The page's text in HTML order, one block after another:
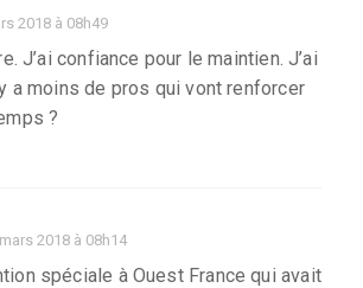
2018 à 08h49
J’ai confiance pour le maintien. J’ai
a moins de pros qui vont renforcer
?
2018 à 08h14
spéciale à Ouest France qui avait